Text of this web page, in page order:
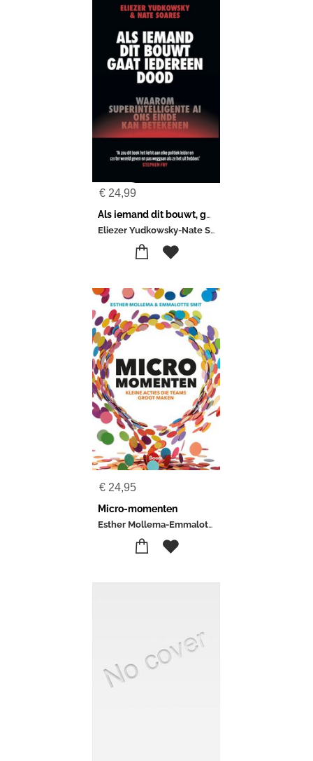
€ 24,99
Als iemand dit bouwt, gaat iedereen dood
Eliezer Yudkowsky-Nate Soares
€ 24,95
Micro-momenten
Esther Mollema-Emmalotte Smit